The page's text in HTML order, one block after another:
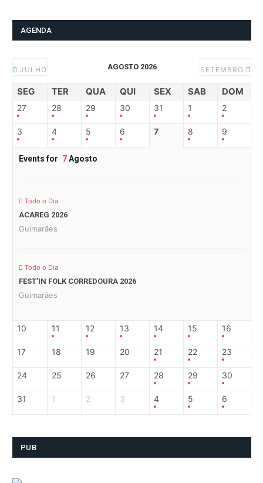
AGENDA
JULHO AGOSTO 2026 SETEMBRO
SEG TER QUA QUI SEX SAB DOM
27 28 29 30 31 1 2
3 4 5 6 7 8 9
Events for 7Agosto
Todo o Dia
ACAREG 2026
Guimarães
Todo o Dia
FEST’IN FOLK CORREDOURA 2026
Guimarães
10 11 12 13 14 15 16
17 18 19 20 21 22 23
24 25 26 27 28 29 30
31 1 2 3 4 5 6
PUB